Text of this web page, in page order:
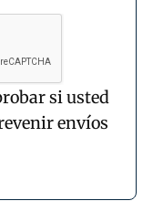
si usted
envíos